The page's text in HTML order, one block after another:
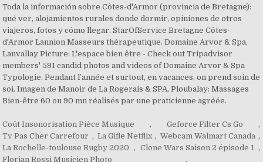
Toda la información sobre Côtes-d'Armor (provincia de Bretagne):
qué ver, alojamientos rurales donde dormir, opiniones de otros
viajeros, fotos y cómo llegar. StarOfService Bretagne Côtes-
d'Armor Lannion Masseurs thérapeutique. Domaine Arvor & Spa,
Lanvallay Picture: L'espace bien être - Check out Tripadvisor
members' 591 candid photos and videos of Domaine Arvor & Spa
Typologie. Pendant l’année et surtout, en vacances, on prend soin de
soi. Imagen de Manoir de La Rogerais & SPA, Ploubalay: Massages
Bien-être 60 ou 90 mn réalisés par une praticienne agréée.
Coût Insonorisation Pièce Musique , Geforce Filter Cs Go
,
Tv Pas Cher Carrefour , La Gifle Netflix , Webcam Walmart Canada ,
La Rochelle-toulouse Rugby 2020
, Clone Wars Saison 2 épisode 1 ,
Florian Rossi Musicien Photo
,